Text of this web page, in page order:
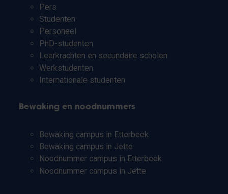
Pers
Studenten
Personeel
PhD-studenten
Leerkrachten en secundaire scholen
Werkstudenten
Internationale studenten
Bewaking en noodnummers
Bewaking campus in Etterbeek
Bewaking campus in Jette
Noodnummer campus in Etterbeek
Noodnummer campus in Jette